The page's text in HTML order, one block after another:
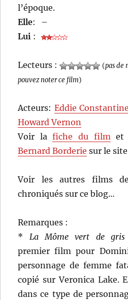
l’époque.
Elle:
–
Lui :
Lecteurs : (pas de
pouvez noter ce film)
Acteurs: Eddie Constantine
Howard Vernon
Voir lafiche du filmet
Bernard Borderie sur le
Voir les autres films
chroniqués sur ce blog…
Remarques :
* La Môme vert de gris
premier film pour
personnage de femme
copié sur Veronica Lake.
dans ce type de